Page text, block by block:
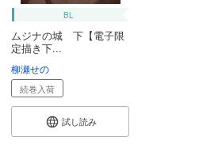
BL
ムジナの城 下【電子限
定描き下...
柳瀬せの
続巻入荷
試し読み